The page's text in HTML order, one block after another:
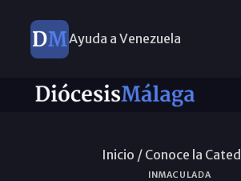
Ayuda a Venezuela
Inicio / Conoce la
INMACULADA